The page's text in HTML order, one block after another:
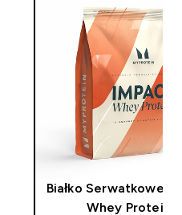
Białko Serwatkowe
Whey Protein)